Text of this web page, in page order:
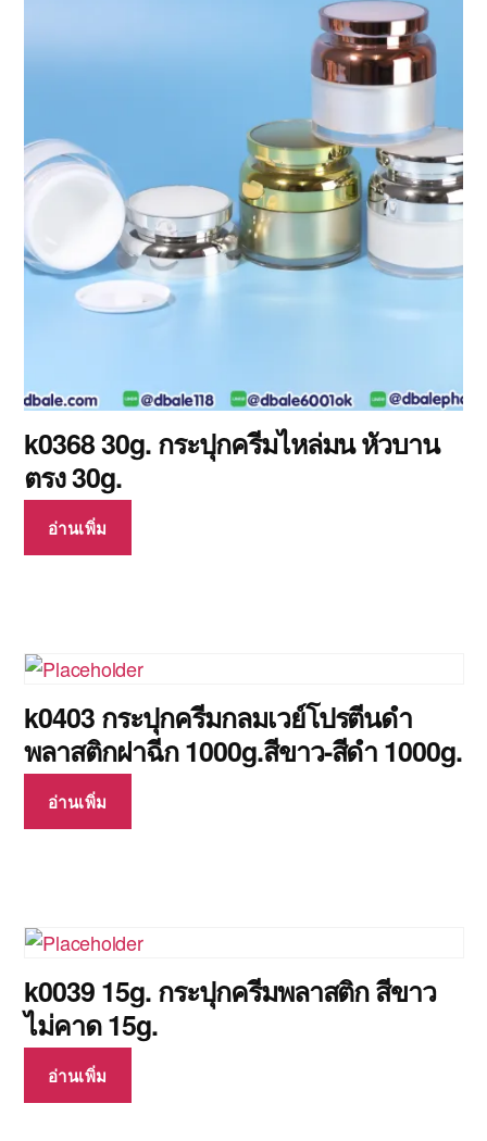
k0368 30g. กระปุกครีมไหล่มน หัวบาน
ตรง 30g.
อ่านเพิ่ม
k0403 กระปุกครีมกลมเวย์โปรตีนดำ
พลาสติกฝาฉีก 1000g.สีขาว-สีดำ 1000g.
อ่านเพิ่ม
k0039 15g. กระปุกครีมพลาสติก สีขาว
ไม่คาด 15g.
อ่านเพิ่ม